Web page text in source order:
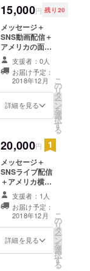
15,000円 残り20
メッセージ＋
SNS動画配信＋
アメリカの面白
いお土産１個
支援者：0人
お届け予定：
2018年12月
詳細を見る
こ
の
リ
タ
ー
ン
を
選
択
す
る
20,000円
メッセージ＋
SNSライブ配信
＋アメリカ横断
中の写真３枚
（一眼レフor
GoPro）
支援者：1人
お届け予定：
2018年12月
詳細を見る
こ
の
リ
タ
ー
ン
を
選
択
す
る